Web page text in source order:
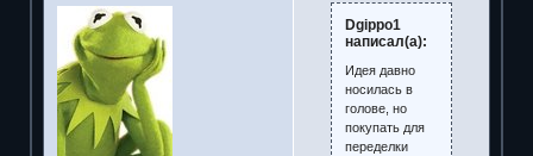
Dgippo1
написал(а):
Идея давно
носилась в
голове, но
покупать для
переделки